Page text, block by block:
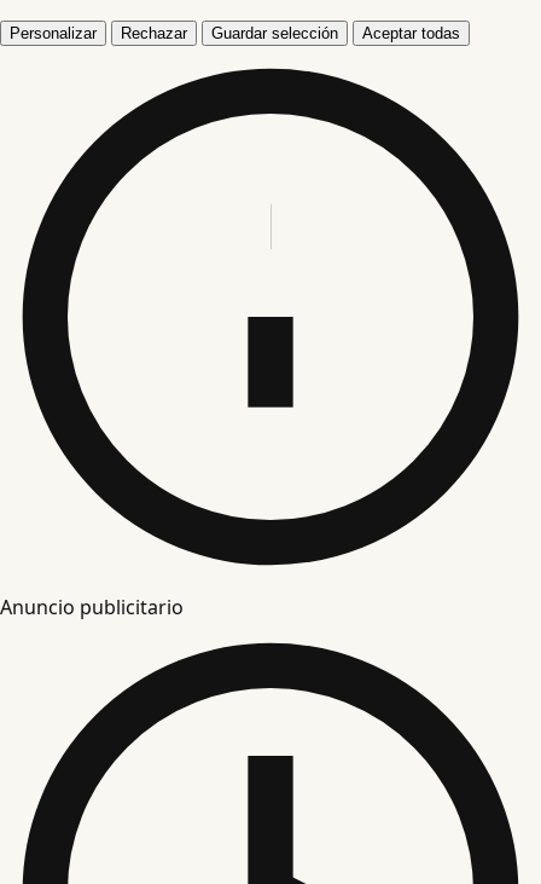
Personalizar Rechazar Guardar selección Aceptar todas
Anuncio publicitario